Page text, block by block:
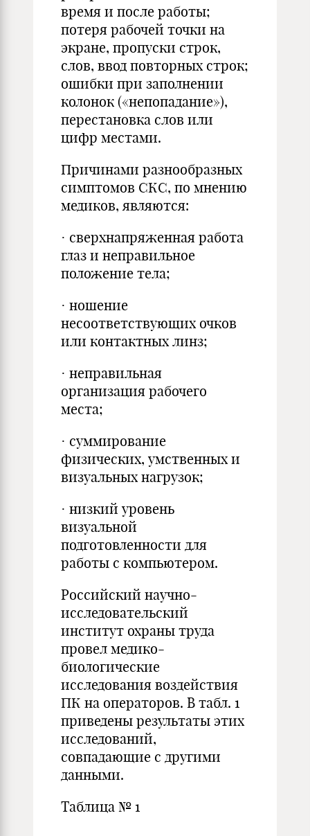
время и после работы;
потеря рабочей точки на
экране, пропуски строк,
слов, ввод повторных строк;
ошибки при заполнении
колонок («непопадание»),
перестановка слов или
цифр местами.
Причинами разнообразных
симптомов СКС, по мнению
медиков, являются:
· сверхнапряженная работа
глаз и неправильное
положение тела;
· ношение
несоответствующих очков
или контактных линз;
· неправильная
организация рабочего
места;
· суммирование
физических, умственных и
визуальных нагрузок;
· низкий уровень
визуальной
подготовленности для
работы с компьютером.
Российский научно-
исследовательский
институт охраны труда
провел медико-
биологические
исследования воздействия
ПК на операторов. В табл. 1
приведены результаты этих
исследований,
совпадающие с другими
данными.
Таблица № 1